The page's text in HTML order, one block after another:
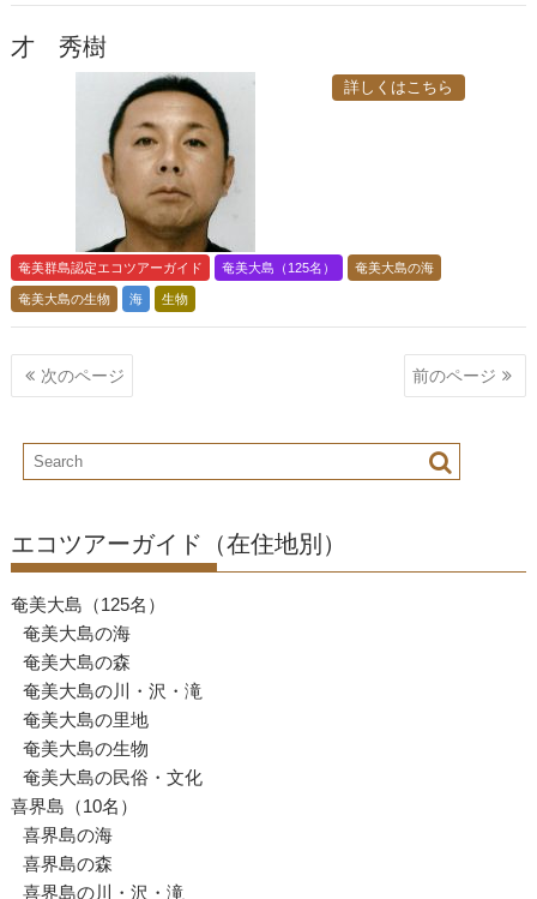
才 秀樹
詳しくはこちら
奄美群島認定エコツアーガイド 奄美大島（125名） 奄美大島の海
奄美大島の生物 海 生物
投
稿
ナ
ビ
ー
シ
ョ
ン
次のページ 前のページ
エコツアーガイド（在住地別）
奄美大島（125名）
奄美大島の海
奄美大島の森
奄美大島の川・沢・滝
奄美大島の里地
奄美大島の生物
奄美大島の民俗・文化
喜界島（10名）
喜界島の海
喜界島の森
喜界島の川・沢・滝